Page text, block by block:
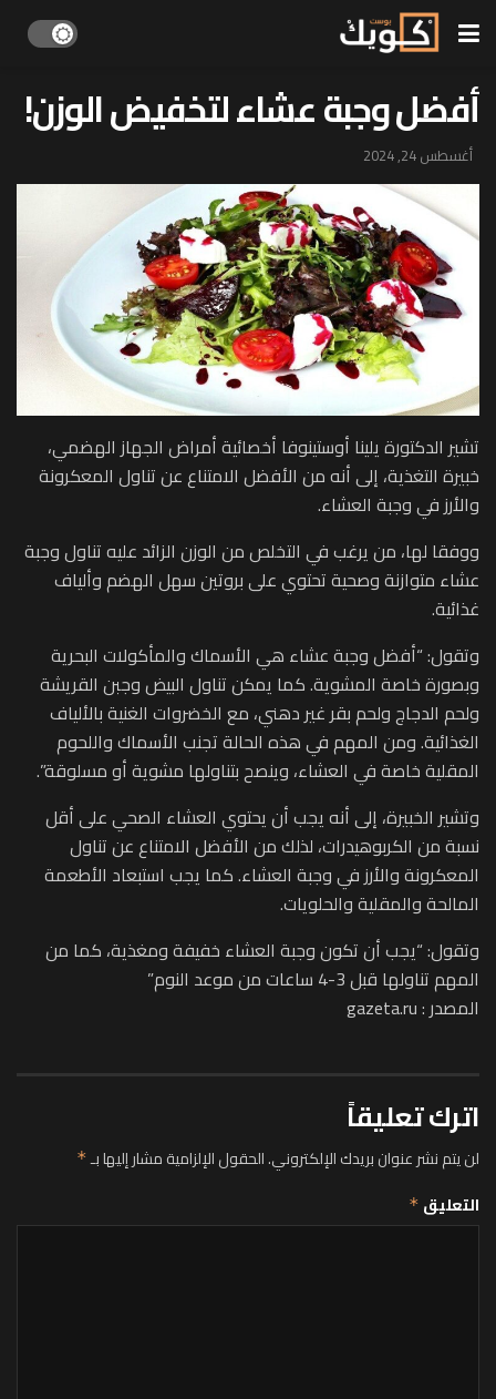
أفضل وجبة عشاء لتخفيض الوزن!
أغسطس 24, 2024
تشير الدكتورة يلينا أوستينوفا أخصائية أمراض الجهاز الهضمي،
خبيرة التغذية، إلى أنه من الأفضل الامتناع عن تناول المعكرونة
والأرز في وجبة العشاء.
ووفقا لها، من يرغب في التخلص من الوزن الزائد عليه تناول وجبة
عشاء متوازنة وصحية تحتوي على بروتين سهل الهضم وألياف
غذائية.
وتقول: “أفضل وجبة عشاء هي الأسماك والمأكولات البحرية
وبصورة خاصة المشوية. كما يمكن تناول البيض وجبن القريشة
ولحم الدجاج ولحم بقر غير دهني، مع الخضروات الغنية بالألياف
الغذائية. ومن المهم في هذه الحالة تجنب الأسماك واللحوم
المقلية خاصة في العشاء، وينصح بتناولها مشوية أو مسلوقة”.
وتشير الخبيرة، إلى أنه يجب أن يحتوي العشاء الصحي على أقل
نسبة من الكربوهيدرات، لذلك من الأفضل الامتناع عن تناول
المعكرونة والأرز في وجبة العشاء. كما يجب استبعاد الأطعمة
المالحة والمقلية والحلويات.
وتقول: “يجب أن تكون وجبة العشاء خفيفة ومغذية، كما من
المهم تناولها قبل 3-4 ساعات من موعد النوم”
المصدر : gazeta.ru
اترك تعليقاً
لن يتم نشر عنوان بريدك الإلكتروني.الحقول الإلزامية مشار إليها بـ*
التعليق *